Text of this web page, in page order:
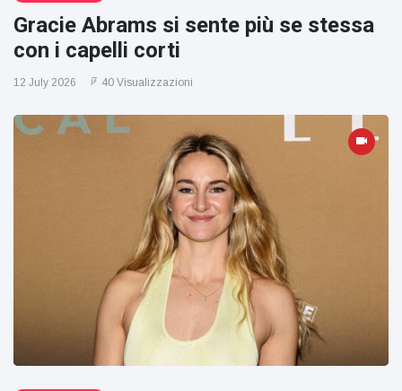
Gracie Abrams si sente più se stessa
con i capelli corti
12 July 2026 40 Visualizzazioni